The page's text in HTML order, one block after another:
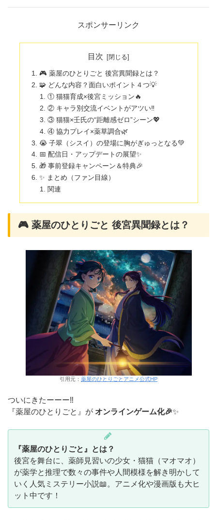
スポンサーリンク
目次
🎮 薬屋のひとりごと 後宮異聞録とは？
🧩 どんな内容？面白いポイント４つ💡
① 猫猫育成×後宮ミッション🔥
② キャラ別交流イベントがアツい‼️
③ 猫猫×壬氏の“距離感ゼロ”シーン💖
④ 協力プレイ×薬草調合🌿
😭 子翠（シスイ）の登場に胸がぎゅっとなる💚
📅 配信日・アップデートの展望✨
🎁 事前登録キャンペーン＆特典🎉
✨ まとめ（ファン目線）
関連
🎮 薬屋のひとりごと 後宮異聞録とは？
引用元： 薬屋のひとりごとアニメ公式HP
ついにきたーーー‼️
『薬屋のひとりごと』が オンラインゲーム化🎉✨
『薬屋のひとりごと』とは？
後宮を舞台に、薬師見習いの少女・猫猫（マオマオ）
が薬学と推理で数々の事件や人間模様を解き明かして
いく人気ミステリー小説📖。アニメ化や漫画版も大ヒ
ット中です！